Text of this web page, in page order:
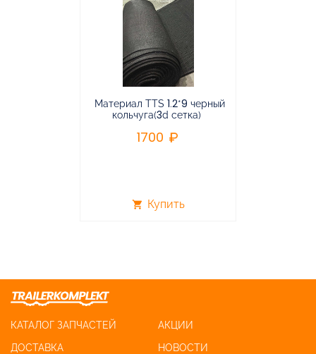
Материал TTS 1.2*9 черный
кольчуга(3d сетка)
1700
shopping_cart Купить
КАТАЛОГ ЗАПЧАСТЕЙ
АКЦИИ
ДОСТАВКА
НОВОСТИ